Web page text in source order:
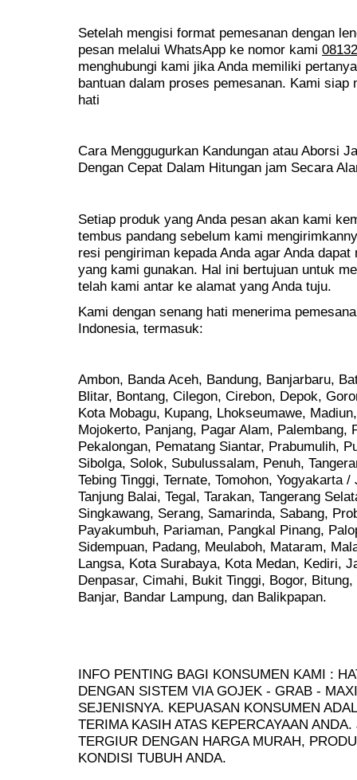
Setelah mengisi format pemesanan dengan
pesan melalui WhatsApp ke nomor kami
menghubungi kami jika Anda memiliki
bantuan dalam proses pemesanan. Kami siap
hati
Cara Menggugurkan Kandungan atau Aborsi
Dengan Cepat Dalam Hitungan jam Secara
Setiap produk yang Anda pesan akan kami
tembus pandang sebelum kami
resi pengiriman kepada Anda agar Anda
yang kami gunakan. Hal ini bertujuan untuk
telah kami antar ke alamat yang Anda tuju.
Kami dengan senang hati menerima
Indonesia, termasuk:
Ambon, Banda Aceh, Bandung, Banjarbaru,
Blitar, Bontang, Cilegon, Cirebon, Depok,
Kota Mobagu, Kupang, Lhokseumawe,
Mojokerto, Panjang, Pagar Alam, Palembang,
Pekalongan, Pematang Siantar, Prabumulih,
Sibolga, Solok, Subulussalam, Penuh,
Tebing Tinggi, Ternate, Tomohon, Yogyakarta
Tanjung Balai, Tegal, Tarakan, Tangerang
Singkawang, Serang, Samarinda, Sabang,
Payakumbuh, Pariaman, Pangkal Pinang,
Sidempuan, Padang, Meulaboh, Mataram,
Langsa, Kota Surabaya, Kota Medan, Kediri,
Denpasar, Cimahi, Bukit Tinggi, Bogor,
Banjar, Bandar Lampung, dan Balikpapan.
INFO PENTING BAGI KONSUMEN KAMI :
DENGAN SISTEM VIA GOJEK - GRAB -
SEJENISNYA. KEPUASAN KONSUMEN
TERIMA KASIH ATAS KEPERCAYAAN
TERGIUR DENGAN HARGA MURAH,
KONDISI TUBUH ANDA.